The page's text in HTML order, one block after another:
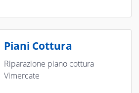
Piani Cottura
Riparazione piano cottura
Vimercate